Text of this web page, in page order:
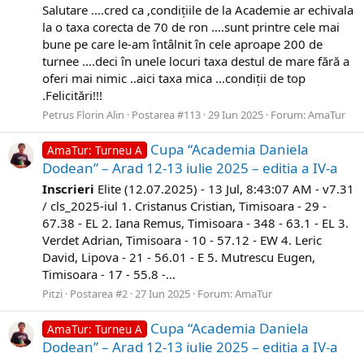
Salutare ....cred ca ,condițiile de la Academie ar echivala
la o taxa corecta de 70 de ron ....sunt printre cele mai
bune pe care le-am întâlnit în cele aproape 200 de
turnee ....deci în unele locuri taxa destul de mare fără a
oferi mai nimic ..aici taxa mica ...condiții de top
.Felicitări!!!
Petrus Florin Alin Postarea #113 29 Iun 2025 Forum:AmaTur
AmaTur: Turneu A Cupa “Academia Daniela
Dodean” – Arad 12-13 iulie 2025 – editia a IV-a
Inscrieri Elite (12.07.2025) - 13 Jul, 8:43:07 AM - v7.31
/ cls_2025-iul 1. Cristanus Cristian, Timisoara - 29 -
67.38 - EL 2. Iana Remus, Timisoara - 348 - 63.1 - EL 3.
Verdet Adrian, Timisoara - 10 - 57.12 - EW 4. Leric
David, Lipova - 21 - 56.01 - E 5. Mutrescu Eugen,
Timisoara - 17 - 55.8 -...
Pitzi Postarea #2 27 Iun 2025 Forum:AmaTur
AmaTur: Turneu A Cupa “Academia Daniela
Dodean” – Arad 12-13 iulie 2025 – editia a IV-a